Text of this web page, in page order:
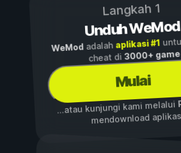
Langkah 1
Unduh WeMod
WeModadalah aplikasi #1
cheat di3000+ game
Mulai
...atau kunjungi kami melalui
mendownload